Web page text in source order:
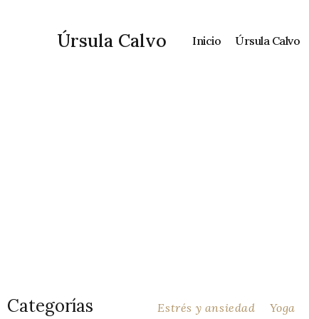
Úrsula Calvo Inicio Úrsula Calvo
Categorías Estrés y ansiedad Yoga